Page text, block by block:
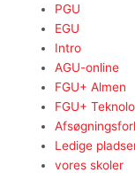
PGU
EGU
Intro
AGU-online
FGU+ Almen
FGU+
Ledige
vores skoler